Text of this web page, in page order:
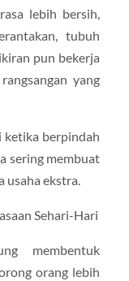
lebih bersih,
tubuh
pun bekerja
yang
ketika berpindah
sering membuat
ekstra.
Sehari-Hari
membentuk
orang lebih